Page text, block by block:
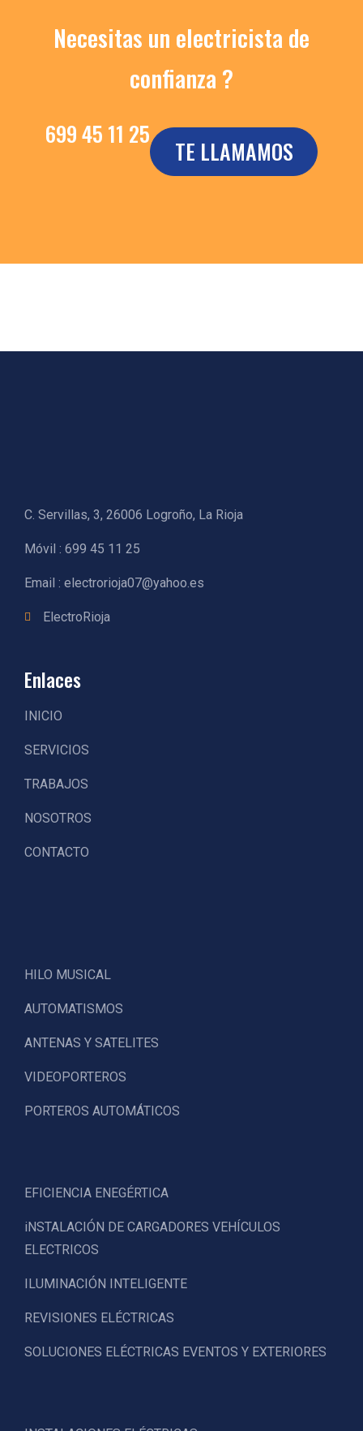
Necesitas un electricista de
confianza ?
699 45 11 25
TE LLAMAMOS
C. Servillas, 3, 26006 Logroño, La Rioja
Móvil : 699 45 11 25
Email : electrorioja07@yahoo.es
ElectroRioja
Enlaces
INICIO
SERVICIOS
TRABAJOS
NOSOTROS
CONTACTO
HILO MUSICAL
AUTOMATISMOS
ANTENAS Y SATELITES
VIDEOPORTEROS
PORTEROS AUTOMÁTICOS
EFICIENCIA ENEGÉRTICA
iNSTALACIÓN DE CARGADORES VEHÍCULOS
ELECTRICOS
ILUMINACIÓN INTELIGENTE
REVISIONES ELÉCTRICAS
SOLUCIONES ELÉCTRICAS EVENTOS Y EXTERIORES